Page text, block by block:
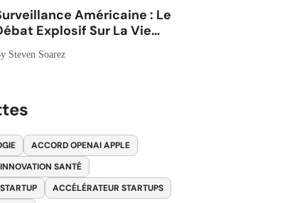
Américaine : Le
Explosif Sur La Vie
Steven Soarez
ACCORD OPENAI APPLE
SANTÉ
ACCÉLÉRATEUR STARTUPS